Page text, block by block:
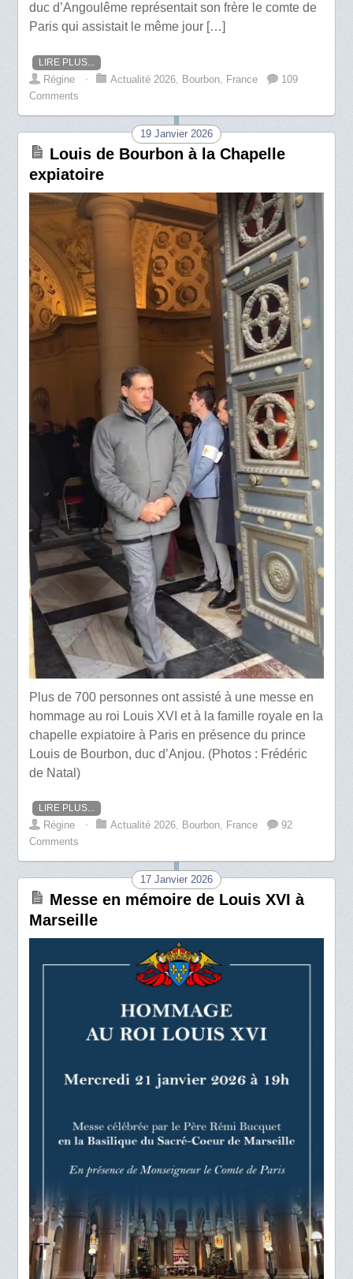
duc d’Angoulême représentait son frère le comte de
Paris qui assistait le même jour […]
LIRE PLUS...
Régine ⋅ Actualité 2026 Bourbon France
109
Comments
19 Janvier 2026
Louis de Bourbon à la Chapelle
expiatoire
Plus de 700 personnes ont assisté à une messe en
hommage au roi Louis XVI et à la famille royale en la
chapelle expiatoire à Paris en présence du prince
Louis de Bourbon, duc d’Anjou. (Photos : Frédéric
de Natal)
LIRE PLUS...
Régine ⋅ Actualité 2026, Bourbon, France
92
Comments
17 Janvier 2026
Messe en mémoire de Louis XVI à
Marseille